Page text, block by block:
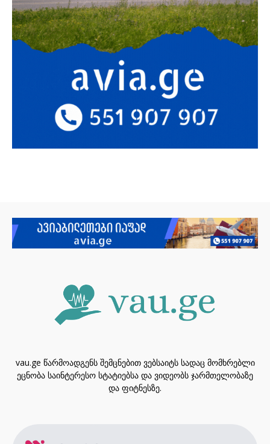
vau.ge წარმოადგენს შემცნებით ვებსაიტს სადაც მომხრებლი
ეცნობა საინტერესო სტატიებსა და ვიდეობს ჯარმთელობაზე
და ფიტნესზე.